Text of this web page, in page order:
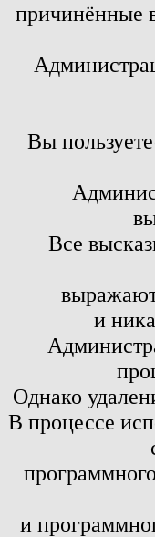
причинённые
Вы
Все
и
Однако
В процессе
и